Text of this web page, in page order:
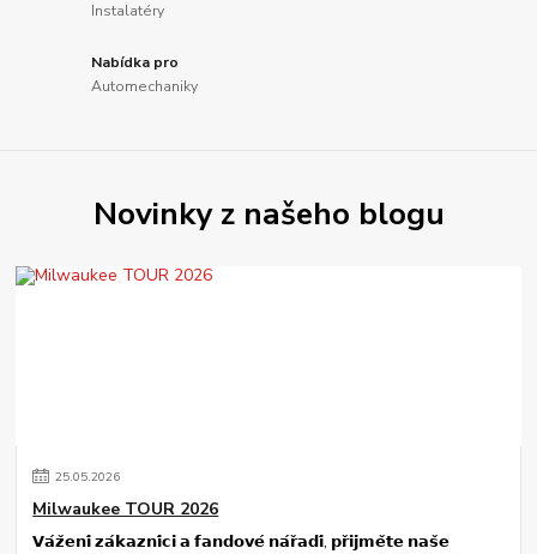
Instalatéry
Nabídka pro
Automechaniky
Novinky z našeho blogu
25.05.2026
Milwaukee TOUR 2026
𝗩𝗮́𝘇̌𝗲𝗻𝗶́ 𝘇𝗮́𝗸𝗮𝘇𝗻𝗶́𝗰𝗶 𝗮 𝗳𝗮𝗻𝗱𝗼𝘃𝗲́ 𝗻𝗮́𝗿̌𝗮𝗱𝗶́, 𝗽𝗿̌𝗶𝗷𝗺𝗲̌𝘁𝗲 𝗻𝗮𝘀̌𝗲